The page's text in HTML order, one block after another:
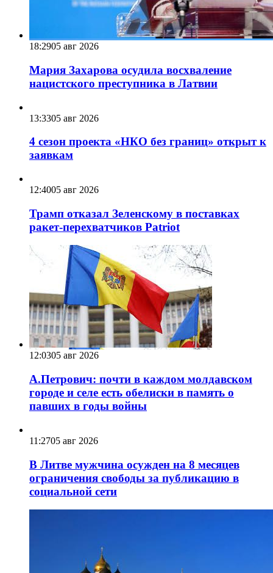
18:2905 авг 2026
Мария Захарова осудила восхваление
нацистского преступника в Латвии
13:3305 авг 2026
4 сезон проекта «НКО без границ» открыт к
заявкам
12:4005 авг 2026
Трамп отказал Зеленскому в поставках
ракет-перехватчиков Patriot
12:0305 авг 2026
А.Петрович: почти в каждом молдавском
городе и селе есть обелиски в память о
павших в годы войны
11:2705 авг 2026
В Литве мужчина осужден на 8 месяцев
ограничения свободы за публикацию в
социальной сети